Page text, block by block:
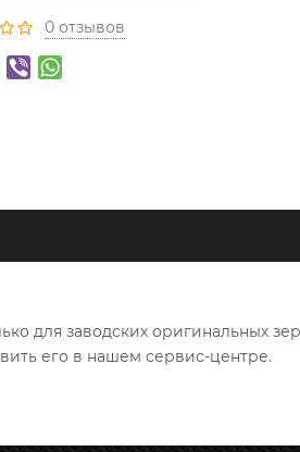
0 отзывов
для заводских оригинальных
его в нашем сервис-центре.